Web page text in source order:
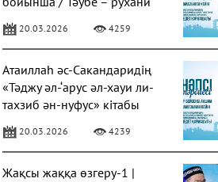
20.03.2026 4259
Атаиллаһ әс-Сакандаридің
«Тәджу әл-‘арус әл-хауи ли-
тахзиб ән-нуфус» кітабы
20.03.2026 4239
Жақсы жаққа өзгеру-1 |